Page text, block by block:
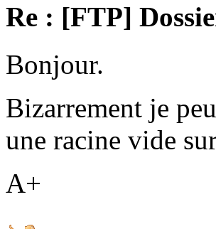
Re : [FTP]
Bonjour.
Bizarrement je
une racine vide
A+